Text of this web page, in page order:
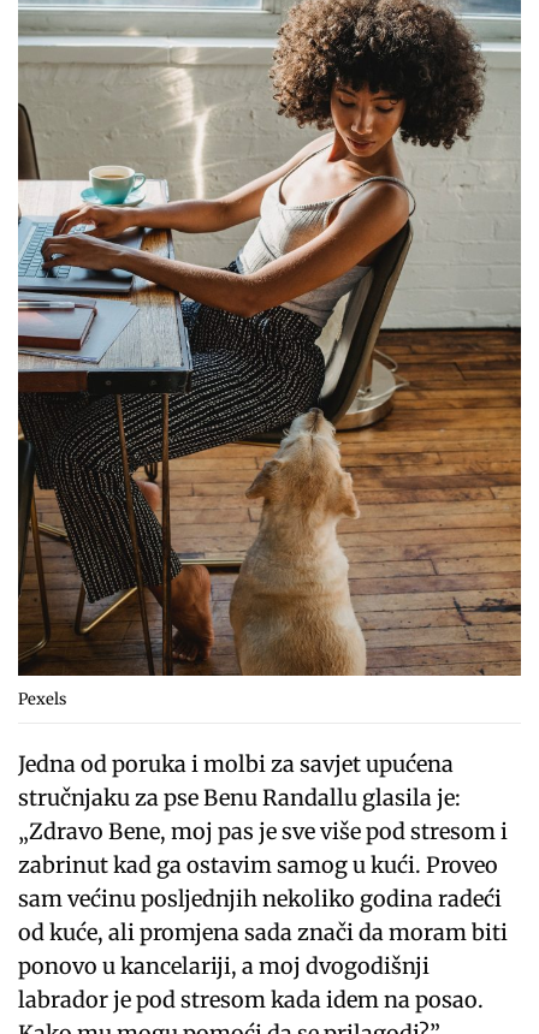
Pexels
Jedna od poruka i molbi za savjet upućena
stručnjaku za pse Benu Randallu glasila je:
„Zdravo Bene, moj pas je sve više pod stresom i
zabrinut kad ga ostavim samog u kući. Proveo
sam većinu posljednjih nekoliko godina radeći
od kuće, ali promjena sada znači da moram biti
ponovo u kancelariji, a moj dvogodišnji
labrador je pod stresom kada idem na posao.